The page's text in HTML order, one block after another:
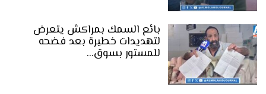
بائع السمك بمراكش يتعرض
لتهديدات خطيرة بعد فضحه
للمستور بسوق…